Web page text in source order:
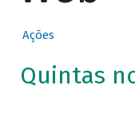
Ações
Quintas